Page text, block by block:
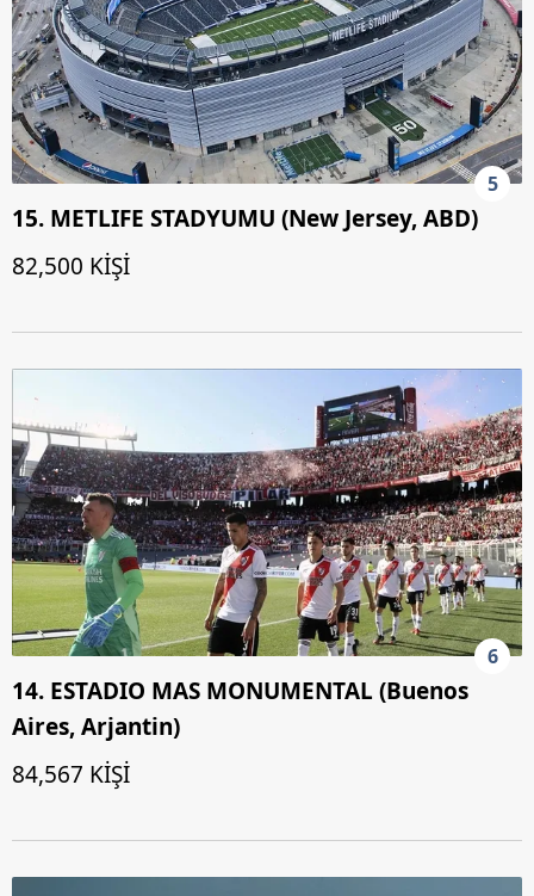
5
15. METLIFE STADYUMU (New Jersey, ABD)
82,500 KİŞİ
6
14. ESTADIO MAS MONUMENTAL (Buenos
Aires, Arjantin)
84,567 KİŞİ